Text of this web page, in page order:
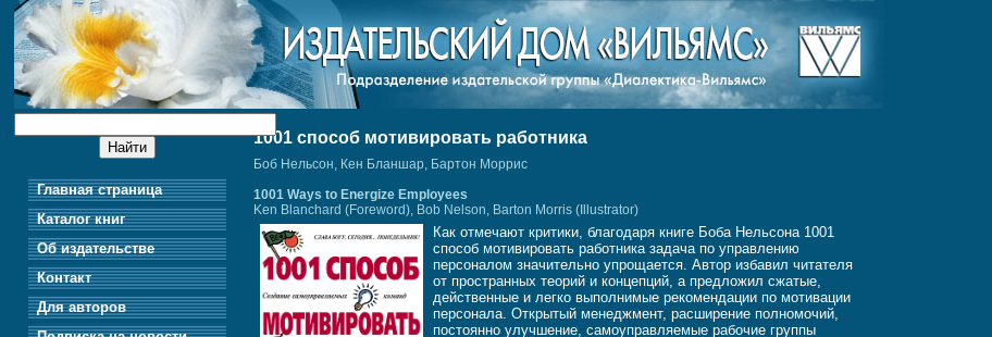
1001 способ мотивировать работника
Боб Нельсон, Кен Бланшар, Бартон Моррис
1001 Ways to Energize Employees
Ken Blanchard (Foreword), Bob Nelson, Barton Morris (Illustrator)
Как отмечают критики, благодаря книге Боба Нельсона 1001
способ мотивировать работника задача по управлению
персоналом значительно упрощается. Автор избавил читателя
от пространных теорий и концепций, а предложил сжатые,
действенные и легко выполнимые рекомендации по мотивации
персонала. Открытый менеджмент, расширение полномочий,
постоянно улучшение, самоуправляемые рабочие группы
Главная страница
Каталог книг
Об издательстве
Контакт
Для авторов